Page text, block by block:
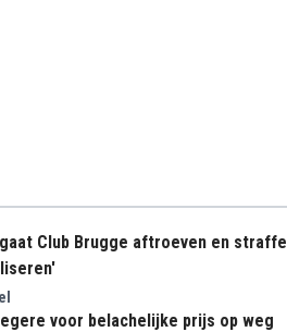
Club Brugge aftroeven en straffe
voor belachelijke prijs op weg